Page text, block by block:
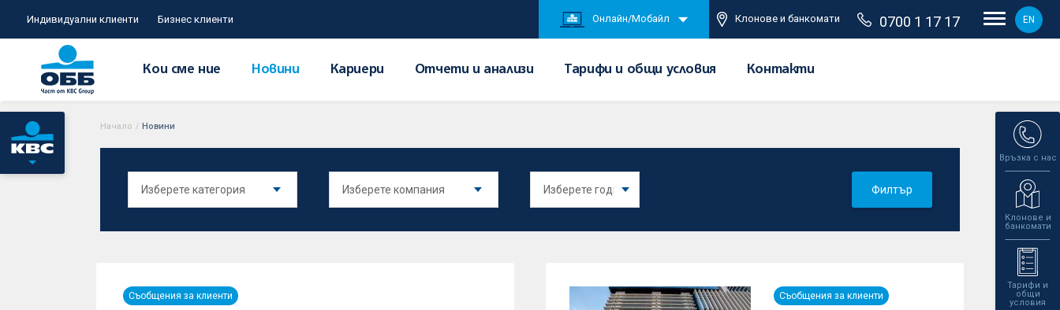
Индивидуални клиенти Бизнес клиенти Онлайн/Мобайл Клонове и банкомати 0700 1 17 17 EN
Кои сме ние Новини Кариери Отчети и анализи Тарифи и общи условия Контакти
Връзка с нас
Клонове и
банкомати
Тарифи и
общи
условия
Начало / Новини
Филтър
Съобщения за клиенти Съобщения за клиенти